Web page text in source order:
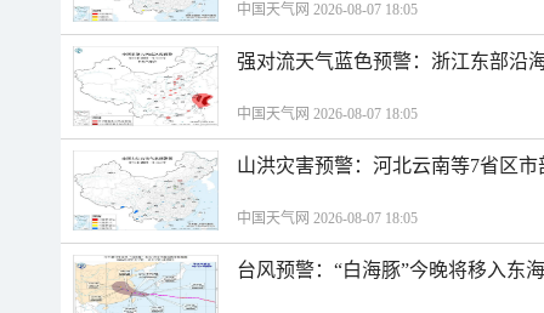
中国天气网 2026-08-07 18:05
强对流天气蓝色预警：浙江东部沿
中国天气网 2026-08-07 18:05
山洪灾害预警：河北云南等7省区
中国天气网 2026-08-07 18:05
台风预警：“白海豚”今晚将移入东